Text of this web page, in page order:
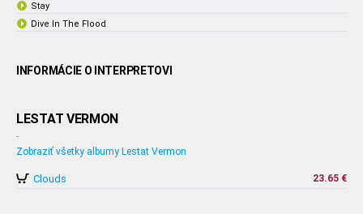
Stay
Dive In The Flood
INFORMÁCIE O INTERPRETOVI
LESTAT VERMON
-
Zobraziť všetky albumy Lestat Vermon
Clouds 23.65 €